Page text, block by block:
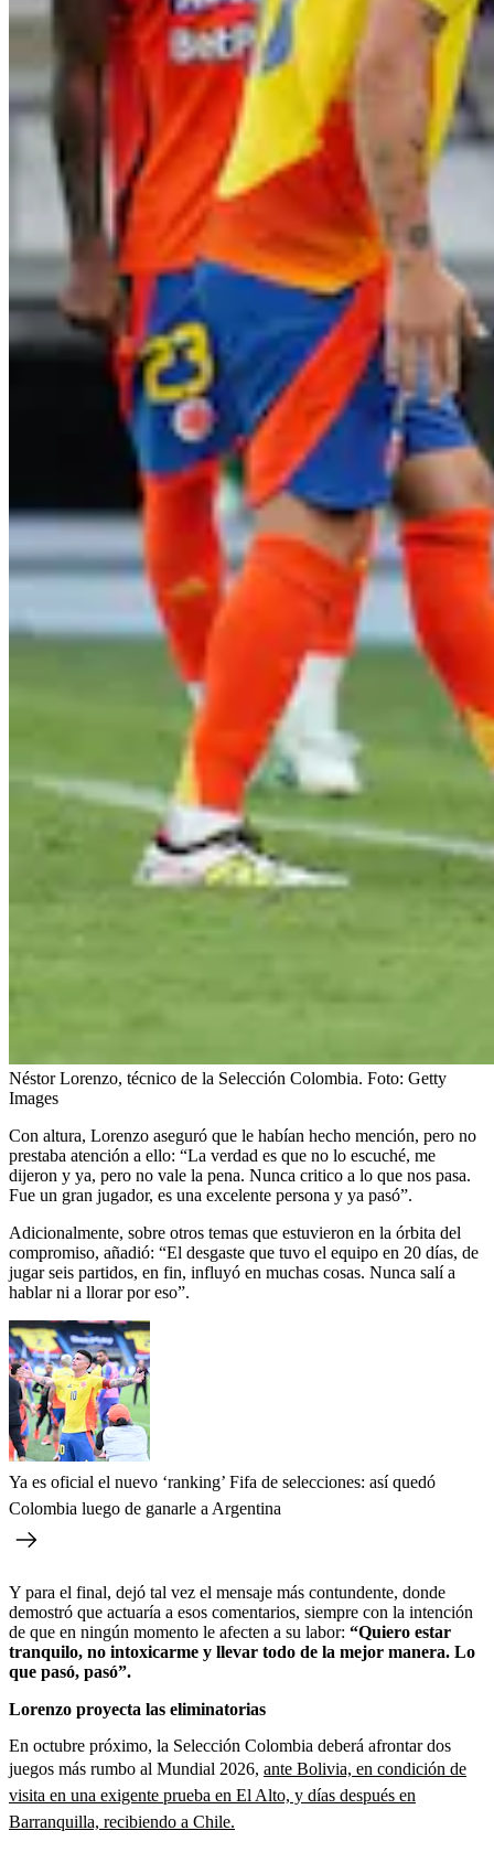
Néstor Lorenzo, técnico de la Selección Colombia. Foto: Getty
Images
Con altura, Lorenzo aseguró que le habían hecho mención, pero no
prestaba atención a ello: “La verdad es que no lo escuché, me
dijeron y ya, pero no vale la pena. Nunca critico a lo que nos pasa.
Fue un gran jugador, es una excelente persona y ya pasó”.
Adicionalmente, sobre otros temas que estuvieron en la órbita del
compromiso, añadió: “El desgaste que tuvo el equipo en 20 días, de
jugar seis partidos, en fin, influyó en muchas cosas. Nunca salí a
hablar ni a llorar por eso”.
Ya es oficial el nuevo ‘ranking’ Fifa de selecciones: así quedó
Colombia luego de ganarle a Argentina
Y para el final, dejó tal vez el mensaje más contundente, donde
demostró que actuaría a esos comentarios, siempre con la intención
de que en ningún momento le afecten a su labor: “Quiero estar
tranquilo, no intoxicarme y llevar todo de la mejor manera. Lo
que pasó, pasó”.
Lorenzo proyecta las eliminatorias
En octubre próximo, la Selección Colombia deberá afrontar dos
juegos más rumbo al Mundial 2026, ante Bolivia, en condición de
visita en una exigente prueba en El Alto, y días después en
Barranquilla, recibiendo a Chile.